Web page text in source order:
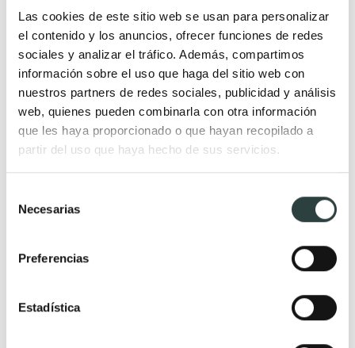
Las cookies de este sitio web se usan para personalizar
el contenido y los anuncios, ofrecer funciones de redes
sociales y analizar el tráfico. Además, compartimos
información sobre el uso que haga del sitio web con
nuestros partners de redes sociales, publicidad y análisis
web, quienes pueden combinarla con otra información
que les haya proporcionado o que hayan recopilado a
partir del uso que haya hecho de sus servicios.
Necesarias
Preferencias
Estadística
200,56€308,55€ −35%
+ 8
Premium